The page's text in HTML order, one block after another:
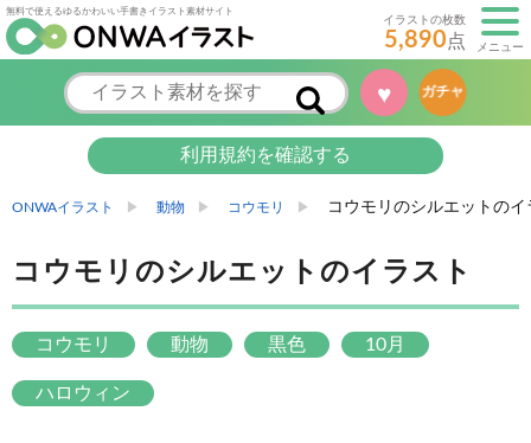
無料で使えるゆるかわいい手書きイラスト素材サイト
イラストの枚数
5,890点 メニュー
♥ ガチャ
利用規約を確認する
ONWAイラスト 動物 コウモリ コウモリのシルエットのイ
コウモリのシルエットのイラスト
コウモリ 動物 黒色 10月
ハロウィン